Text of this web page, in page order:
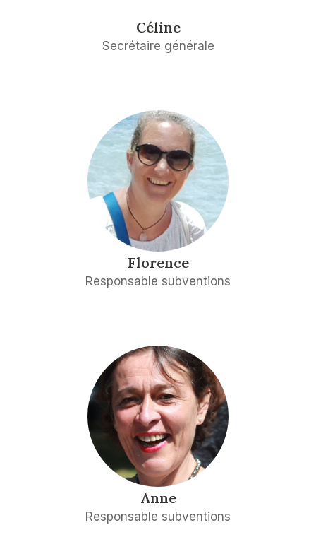
Céline
Secrétaire générale
Florence
Responsable subventions
Anne
Responsable subventions